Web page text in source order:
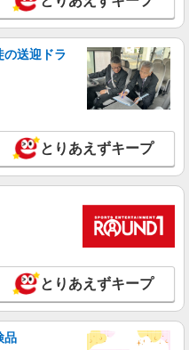
詳細を見る
組立
詳細を見る
の送迎ドラ
とりあえずキープ
とりあえずキープ
品